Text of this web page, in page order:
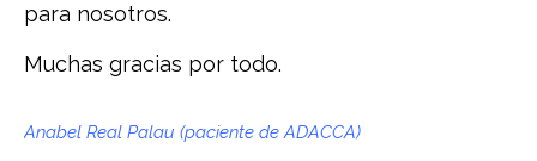
para nosotros.
Muchas gracias por todo.
Anabel Real Palau (paciente de ADACCA)